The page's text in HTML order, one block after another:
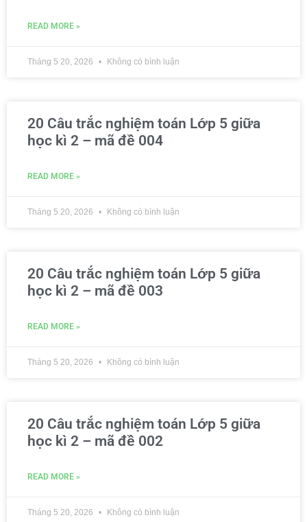
READ MORE »
Tháng 5 20, 2026 Không có bình luận
20 Câu trắc nghiệm toán Lớp 5 giữa
học kì 2 – mã đề 004
READ MORE »
Tháng 5 20, 2026 Không có bình luận
20 Câu trắc nghiệm toán Lớp 5 giữa
học kì 2 – mã đề 003
READ MORE »
Tháng 5 20, 2026 Không có bình luận
20 Câu trắc nghiệm toán Lớp 5 giữa
học kì 2 – mã đề 002
READ MORE »
Tháng 5 20, 2026 Không có bình luận